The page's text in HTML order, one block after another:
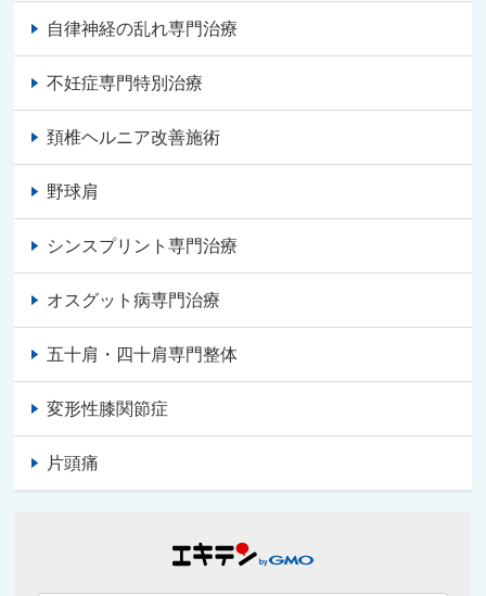
自律神経の乱れ専門治療
不妊症専門特別治療
頚椎ヘルニア改善施術
野球肩
シンスプリント専門治療
オスグット病専門治療
五十肩・四十肩専門整体
変形性膝関節症
片頭痛